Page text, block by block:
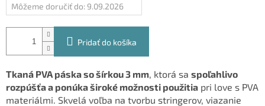
Môžeme doručiť do: 9.09.2026
Pridať do košíka
Tkaná PVA páska so šírkou 3 mm, ktorá sa spoľahlivo
rozpúšťa a ponúka široké možnosti použitia pri love s PVA
materiálmi. Skvelá voľba na tvorbu stringerov, viazanie